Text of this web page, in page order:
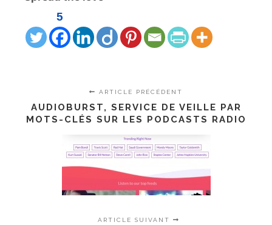
5
ARTICLE PRÉCÉDENT
AUDIOBURST, SERVICE DE VEILLE PAR
MOTS-CLÉS SUR LES PODCASTS RADIO
ARTICLE SUIVANT